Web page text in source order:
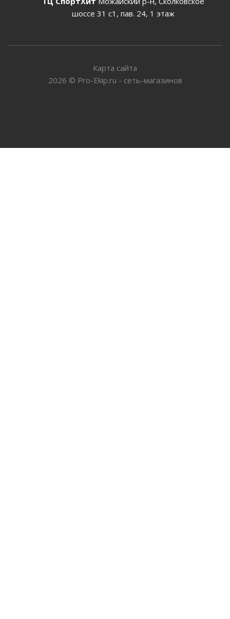
шоссе 31 с1, пав. 24, 1 этаж
Карта сайта
2026 © Pro-Ekip.ru - сеть-магазинов